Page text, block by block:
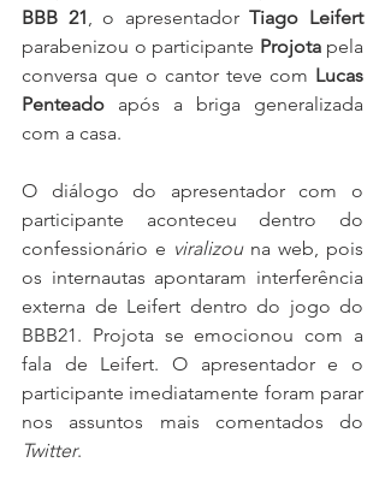
BBB 21, o apresentador Tiago Leifert
parabenizou o participante Projota pela
conversa que o cantor teve com Lucas
Penteado após a briga generalizada
com a casa.
O diálogo do apresentador com o
participante aconteceu dentro do
confessionário e viralizou na web, pois
os internautas apontaram interferência
externa de Leifert dentro do jogo do
BBB21. Projota se emocionou com a
fala de Leifert. O apresentador e o
participante imediatamente foram parar
Twitter.